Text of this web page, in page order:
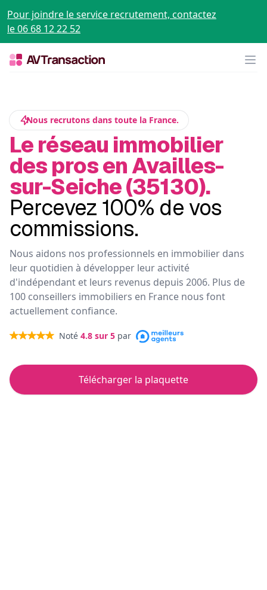
Pour joindre le service recrutement, contactez
le 06 68 12 22 52
Nous recrutons dans toute la France.
Le réseau immobilier
des pros en Availles-
sur-Seiche (35130).
Percevez 100% de vos
commissions.
Nous aidons nos professionnels en immobilier dans
leur quotidien à développer leur activité
d'indépendant et leurs revenus depuis 2006. Plus de
100 conseillers immobiliers en France nous font
actuellement confiance.
Noté 4.8 sur 5 par
Télécharger la plaquette